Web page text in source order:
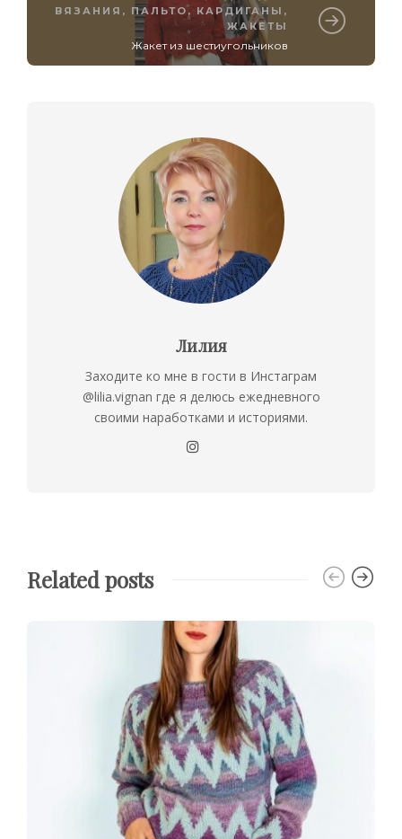
ВЯЗАНИЯ , ПАЛЬТО, КАРДИГАНЫ,
ЖАКЕТЫ
Жакет из шестиугольников
Лилия
Заходите ко мне в гости в Инстаграм
@lilia.vignan где я делюсь ежедневного
своими наработками и историями.
Related posts